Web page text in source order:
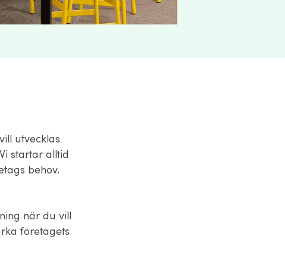
utvecklas
startar alltid
behov.
när du vill
företagets